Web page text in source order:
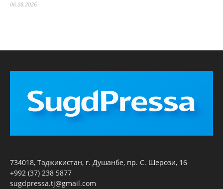
06.08.2026
734018, Таджикистан, г. Душанбе, пр. С. Шерози, 16
+992 (37) 238 5877
sugdpressa.tj@gmail.com